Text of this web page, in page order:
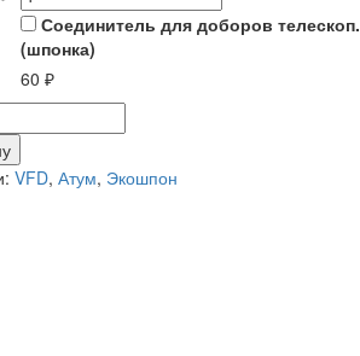
Соединитель для доборов телескоп.
(шпонка)
60 ₽
VFD,Атум, Экошпон